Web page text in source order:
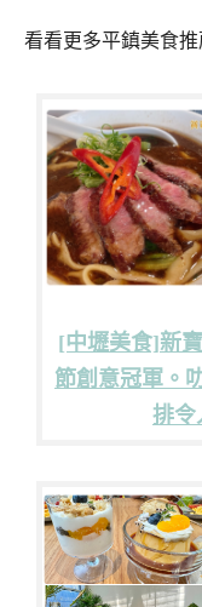
看看更多平鎮美食推
[中壢美食]新
節創意冠軍。
排令